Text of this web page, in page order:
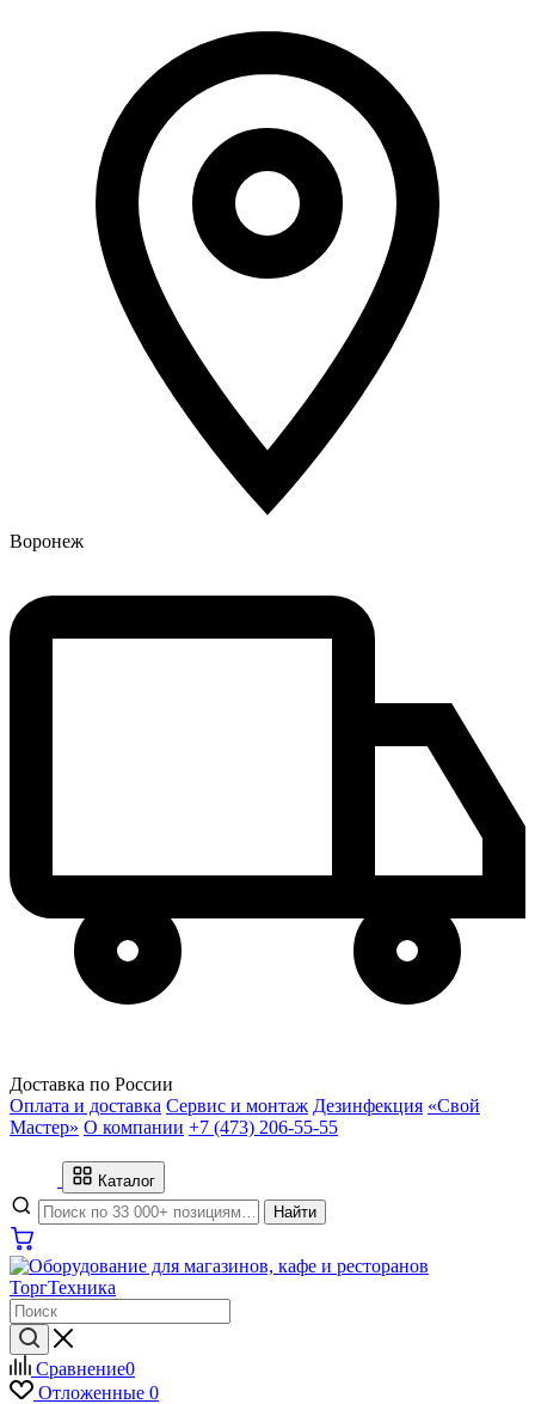
Воронеж
Доставка по России
Оплата и доставка Сервис и монтаж Дезинфекция «Свой
Мастер» О компании +7 (473) 206-55-55
Каталог
Найти
Сравнение0
Отложенные 0